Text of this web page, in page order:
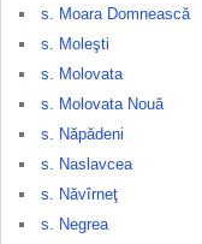
s. Moara Domnească
s. Moleşti
s. Molovata
s. Molovata Nouă
s. Năpădeni
s. Naslavcea
s. Năvîrneţ
s. Negrea